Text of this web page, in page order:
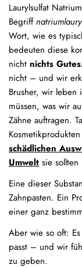
Laurylsulfat
Begriff
Wort, wie es
bedeuten diese
nicht nichts
nicht – und wir
Brusher, wir leben
müssen, was wir
Zähne auftragen.
Kosmetikprodukten
schädlichen
Umwelt sie
Eine dieser
Zahnpasten. Ein
einer ganz
Aber wie so oft:
passt – und wir
zu geben.